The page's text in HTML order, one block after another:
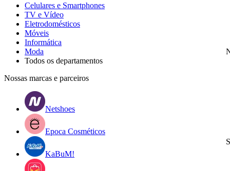
Celulares e Smartphones
TV e Vídeo
Eletrodomésticos
Móveis
Informática
Moda
Todos os departamentos
Nossas marcas e parceiros
Netshoes
Epoca Cosméticos
KaBuM!